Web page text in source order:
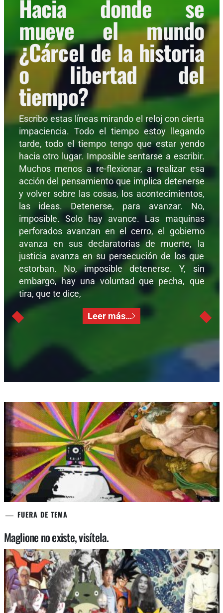
Hacia donde se
mueve el mundo
¿Cárcel de la historia
o libertad del
tiempo?
Escribo estas líneas mirando el reloj con cierta
impaciencia. Todo el tiempo estoy llegando
tarde, todo el tiempo tengo que estar yendo
hacia otro lugar. Imposible sentarse a escribir.
Muchos menos a re-flexionar, a realizar esa
acción del pensamiento que implica detenerse
y volver sobre las cosas, los acontecimientos,
las ideas. Detenerse, para avanzar. No,
imposible. Solo hay avance. Las maquinas
perforados avanzan en el cerro, el gobierno
avanza en sus declaratorias de muerte, la
justicia avanza en su persecución de los que
estorban. No, imposible detenerse. Y, sin
embargo, hay una voluntad que pecha, que
tira, que te dice,
Leer más…
FUERA DE TEMA
Maglione no existe, visítela.